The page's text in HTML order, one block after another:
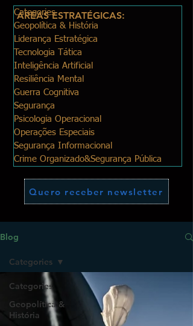
Categories
Geopolítica & História
Liderança Estratégica
Tecnologia Tática
Inteligência Artificial
Resiliência Mental
Guerra Cognitiva
Segurança
Psicologia Operacional
Operações Especiais
Segurança Informacional
Crime Organizado&Segurança Pública
ÁREAS ESTRATÉGICAS:
Quero receber newsletter
Blog
Categories
Geopolítica &
História
Categories